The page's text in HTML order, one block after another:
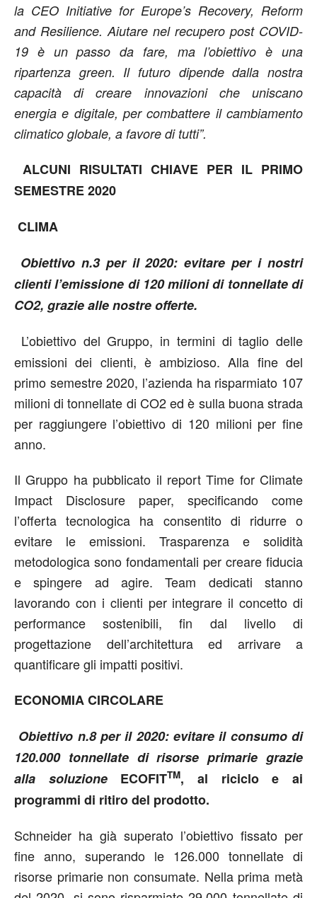
la CEO Initiative for Europe’s Recovery, Reform
and Resilience. Aiutare nel recupero post COVID-
19 è un passo da fare, ma l’obiettivo è una
ripartenza green. Il futuro dipende dalla nostra
capacità di creare innovazioni che uniscano
energia e digitale, per combattere il cambiamento
climatico globale, a favore di tutti”.
ALCUNI RISULTATI CHIAVE PER IL PRIMO
SEMESTRE 2020
CLIMA
Obiettivo n.3 per il 2020: evitare per i nostri
clienti l’emissione di 120 milioni di tonnellate di
CO2, grazie alle nostre offerte.
L’obiettivo del Gruppo, in termini di taglio delle
emissioni dei clienti, è ambizioso. Alla fine del
primo semestre 2020, l’azienda ha risparmiato 107
milioni di tonnellate di CO2 ed è sulla buona strada
per raggiungere l’obiettivo di 120 milioni per fine
anno.
Il Gruppo ha pubblicato il report Time for Climate
Impact Disclosure paper, specificando come
l’offerta tecnologica ha consentito di ridurre o
evitare le emissioni. Trasparenza e solidità
metodologica sono fondamentali per creare fiducia
e spingere ad agire. Team dedicati stanno
lavorando con i clienti per integrare il concetto di
performance sostenibili, fin dal livello di
progettazione dell’architettura ed arrivare a
quantificare gli impatti positivi.
ECONOMIA CIRCOLARE
Obiettivo n.8 per il 2020: evitare il consumo di
120.000 tonnellate di risorse primarie grazie
alla soluzioneECOFITTM, al riciclo e ai
programmi di ritiro del prodotto.
Schneider ha già superato l’obiettivo fissato per
fine anno, superando le 126.000 tonnellate di
risorse primarie non consumate. Nella prima metà